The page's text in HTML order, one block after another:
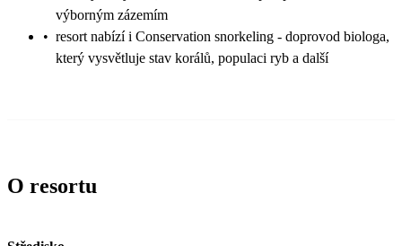
výborným zázemím
• resort nabízí i Conservation snorkeling - doprovod biologa,
který vysvětluje stav korálů, populaci ryb a další
O resortu